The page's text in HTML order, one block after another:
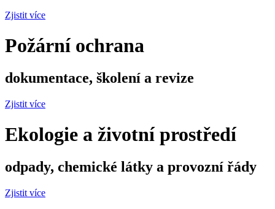
Zjistit více
Požární ochrana
dokumentace, školení a revize
Zjistit více
Ekologie a životní prostředí
odpady, chemické látky a provozní řády
Zjistit více